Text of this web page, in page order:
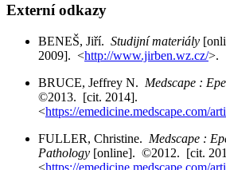
Externí odkazy
BENEŠ, Jiří. Studijní materiály
2009]. <http://www.jirben.wz.cz/>.
BRUCE, Jeffrey N. Medscape :
©2013. [cit. 2014].
<https://emedicine.medscape.com/
FULLER, Christine. Medscape :
Pathology [online]. ©2012. [cit.
<https://emedicine.medscape.com/